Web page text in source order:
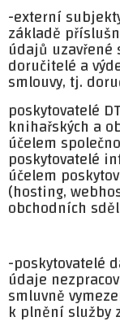
-externí
základě
údajů uzavřené
doručitelé a
smlouvy, tj.
poskytovatelé
knihařských a
účelem
poskytovatelé
účelem
(hosting,
obchodních
-poskytovatelé
údaje
smluvně
k plnění služby